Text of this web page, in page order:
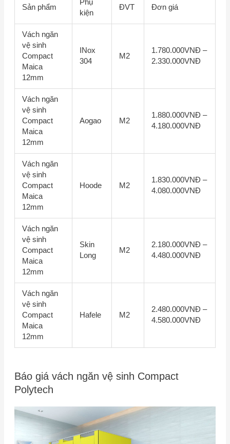
Sản phẩm
Phụ
kiện
ĐVT Đơn giá
Vách ngăn
vệ sinh
Compact
Maica
12mm
INox
304
M2
1.780.000VNĐ –
2.330.000VNĐ
Vách ngăn
vệ sinh
Compact
Maica
12mm
Aogao M2
1.880.000VNĐ –
4.180.000VNĐ
Vách ngăn
vệ sinh
Compact
Maica
12mm
Hoode M2
1.830.000VNĐ –
4.080.000VNĐ
Vách ngăn
vệ sinh
Compact
Maica
12mm
Skin
Long
M2
2.180.000VNĐ –
4.480.000VNĐ
Vách ngăn
vệ sinh
Compact
Maica
12mm
Hafele M2
2.480.000VNĐ –
4.580.000VNĐ
Báo giá vách ngăn vệ sinh Compact
Polytech